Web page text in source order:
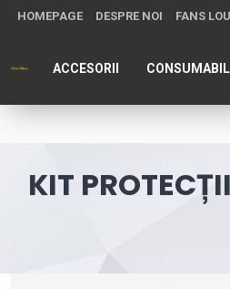
HOMEPAGE DESPRE NOI FANS
ACCESORII
KIT